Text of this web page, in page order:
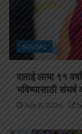
SOCIAL
दलाई लामा ९१
भविष्यासाठी
July 8, 2026